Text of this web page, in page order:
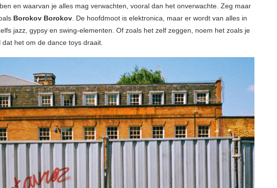
en waarvan je alles mag verwachten, vooral dan het onverwachte. Zeg maar
Borokov Borokov. De hoofdmoot is elektronica, maar er wordt van alles in
jazz, gypsy en swing-elementen. Of zoals het zelf zeggen, noem het zoals je
dat het om de dance toys draait.